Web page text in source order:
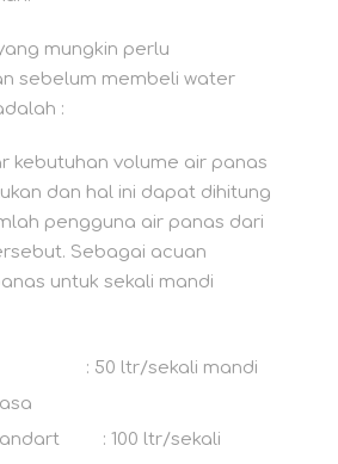
mungkin perlu
sebelum membeli water
:
kebutuhan volume air panas
dan hal ini dapat dihitung
pengguna air panas dari
Sebagai acuan
untuk sekali mandi
: 50 ltr/sekali mandi
: 100 ltr/sekali